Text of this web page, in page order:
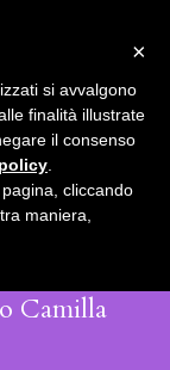
Di
Camilla
dedicata.
di
×
si avvalgono
finalità illustrate
il consenso
cliccando
maniera,